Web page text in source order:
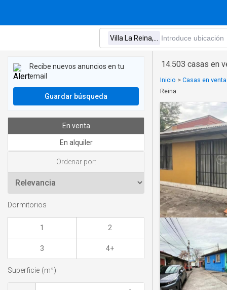
14.503 casas en
Inicio > Casas en
Reina
Recibe nuevos anuncios en tu
email
Guardar búsqueda
En venta
En alquiler
Ordenar por:
Dormitorios
1 2
3 4+
Superficie (m²)